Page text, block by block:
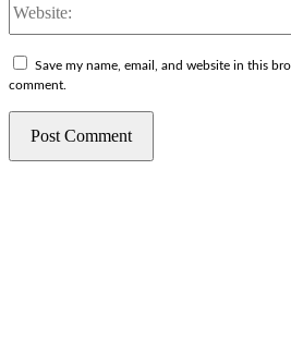
Save my name, email, and website in this
comment.